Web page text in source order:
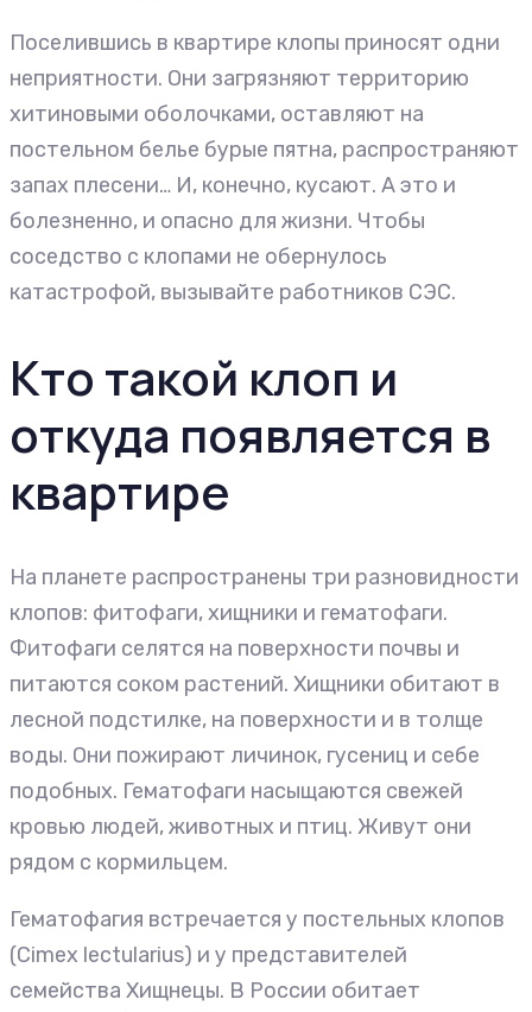
Поселившись в квартире клопы приносят одни
неприятности. Они загрязняют территорию
хитиновыми оболочками, оставляют на
постельном белье бурые пятна, распространяют
запах плесени… И, конечно, кусают. А это и
болезненно, и опасно для жизни. Чтобы
соседство с клопами не обернулось
катастрофой, вызывайте работников СЭС.
Кто такой клоп и
откуда появляется в
квартире
На планете распространены три разновидности
клопов: фитофаги, хищники и гематофаги.
Фитофаги селятся на поверхности почвы и
питаются соком растений. Хищники обитают в
лесной подстилке, на поверхности и в толще
воды. Они пожирают личинок, гусениц и себе
подобных. Гематофаги насыщаются свежей
кровью людей, животных и птиц. Живут они
рядом с кормильцем.
Гематофагия встречается у постельных клопов
(Cimex lectularius) и у представителей
семейства Хищнецы. В России обитает